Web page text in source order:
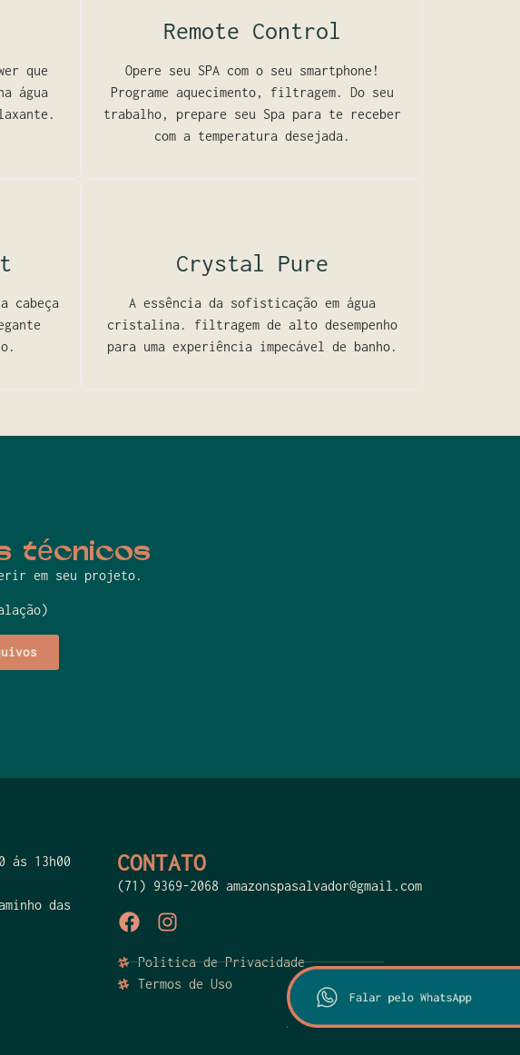
que
água
Remote Control
Opere seu SPA com o seu smartphone!
Programe aquecimento, filtragem. Do seu
trabalho, prepare seu Spa para te receber
com a temperatura desejada.
cabeça
Crystal Pure
A essência da sofisticação em água
cristalina. filtragem de alto desempenho
para uma experiência impecável de banho.
técnicos
em seu projeto.
ás 13h00
das
CONTATO
(71) 9369-2068 amazonspasalvador@gmail.com
Politica de Privacidade
Termos de Uso